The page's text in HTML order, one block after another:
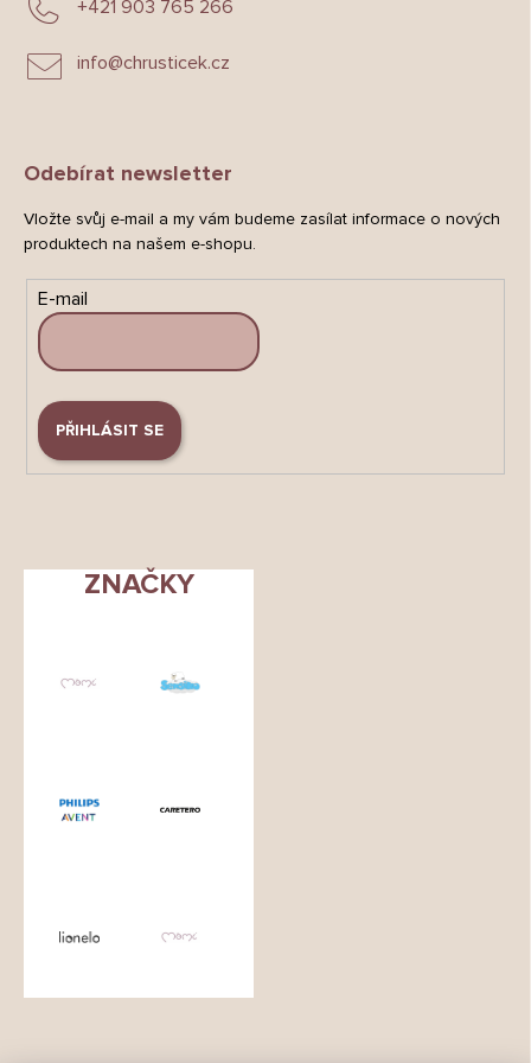
info@chrusticek.cz
+421 903 765 266
Odebírat newsletter
Vložte svůj e-mail a my vám budeme zasílat informace o nových
produktech na našem e-shopu.
E-mail
PŘIHLÁSIT SE
ZNAČKY